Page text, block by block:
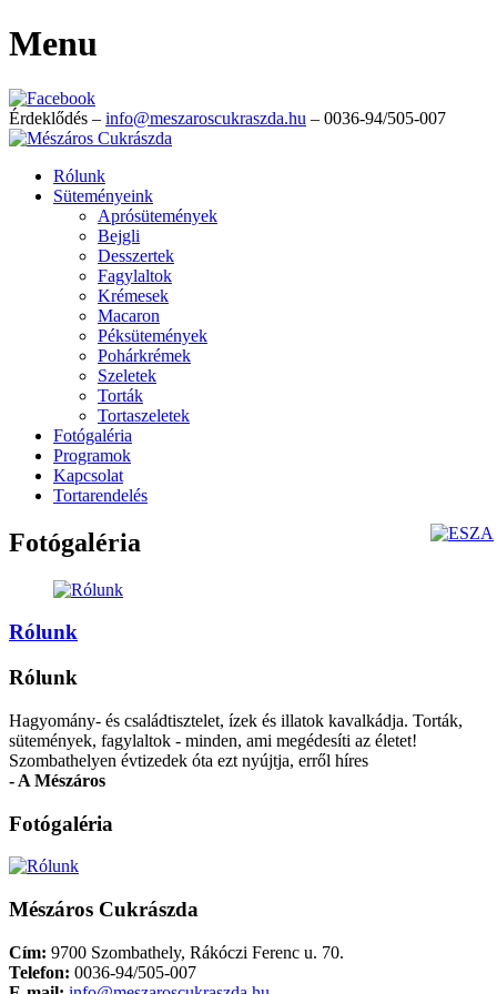
Menu
Érdeklődés – info@meszaroscukraszda.hu – 0036-94/505-007
Rólunk
Süteményeink
Aprósütemények
Bejgli
Desszertek
Fagylaltok
Krémesek
Macaron
Péksütemények
Pohárkrémek
Szeletek
Torták
Tortaszeletek
Fotógaléria
Programok
Kapcsolat
Tortarendelés
Fotógaléria
Rólunk
Rólunk
Hagyomány- és családtisztelet, ízek és illatok kavalkádja. Torták,
sütemények, fagylaltok - minden, ami megédesíti az életet!
Szombathelyen évtizedek óta ezt nyújtja, erről híres
- A Mészáros
Fotógaléria
Mészáros Cukrászda
Cím: 9700 Szombathely, Rákóczi Ferenc u. 70.
Telefon: 0036-94/505-007